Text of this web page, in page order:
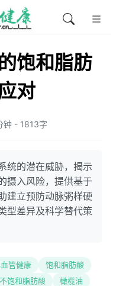
饱和脂肪
对
- 1813字
统的潜在威胁，揭示
摄入风险，提供基于
建立预防动脉粥样硬
型差异及科学替代策
管健康
饱和脂肪酸
不饱和脂肪酸
橄榄油